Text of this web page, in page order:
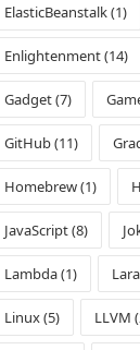
ElasticBeanstalk (1)
Enlightenment (14)
Gadget (7)
GitHub (11)
Homebrew (1)
JavaScript (8)
Lambda (1)
Linux (5) LLVM